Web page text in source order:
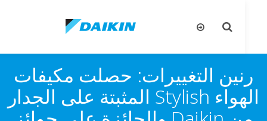
التغييرات: حصلت مكيفات
الهواء Stylish المثبتة على الجدار